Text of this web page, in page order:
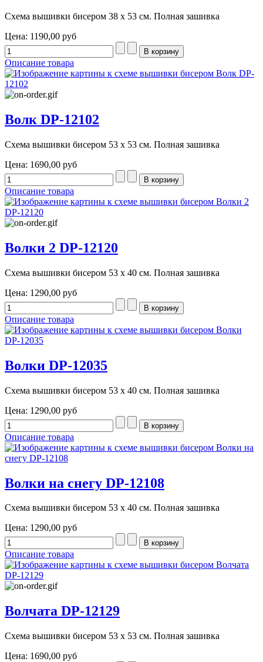
Схема вышивки бисером 38 х 53 см. Полная зашивка
Цена: 1190,00 руб
Описание товара
Волк DP-12102
Схема вышивки бисером 53 х 53 см. Полная зашивка
Цена: 1690,00 руб
Описание товара
Волки 2 DP-12120
Схема вышивки бисером 53 х 40 см. Полная зашивка
Цена: 1290,00 руб
Описание товара
Волки DP-12035
Схема вышивки бисером 53 х 40 см. Полная зашивка
Цена: 1290,00 руб
Описание товара
Волки на снегу DP-12108
Схема вышивки бисером 53 х 40 см. Полная зашивка
Цена: 1290,00 руб
Описание товара
Волчата DP-12129
Схема вышивки бисером 53 х 53 см. Полная зашивка
Цена: 1690,00 руб